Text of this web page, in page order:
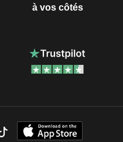
à vos côtés